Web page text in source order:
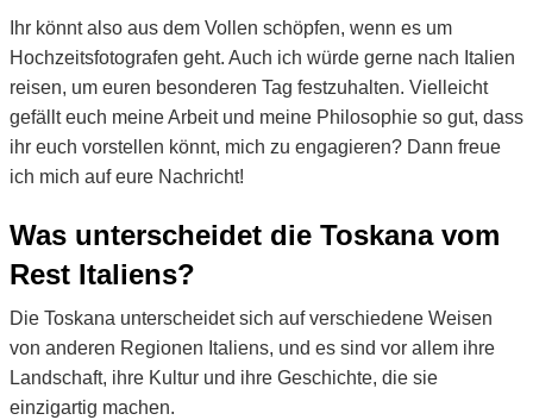
Ihr könnt also aus dem Vollen schöpfen, wenn es um
Hochzeitsfotografen geht. Auch ich würde gerne nach Italien
reisen, um euren besonderen Tag festzuhalten. Vielleicht
gefällt euch meine Arbeit und meine Philosophie so gut, dass
ihr euch vorstellen könnt, mich zu engagieren? Dann freue
ich mich auf eure Nachricht!
Was unterscheidet die Toskana vom
Rest Italiens?
Die Toskana unterscheidet sich auf verschiedene Weisen
von anderen Regionen Italiens, und es sind vor allem ihre
Landschaft, ihre Kultur und ihre Geschichte, die sie
einzigartig machen.